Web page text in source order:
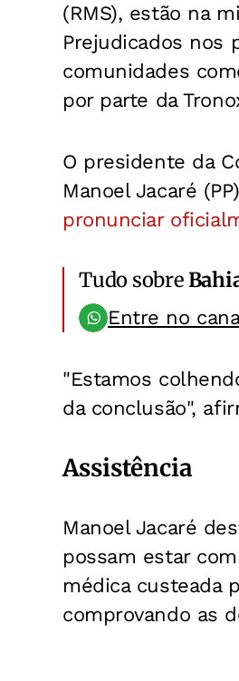
(RMS), estão na
Prejudicados nos
comunidades
por parte da
O presidente da
Manoel Jacaré
pronunciar
Tudo sobre
Entre no
"Estamos
da conclusão",
Assistência
Manoel Jacaré
possam estar
médica custeada
comprovando as